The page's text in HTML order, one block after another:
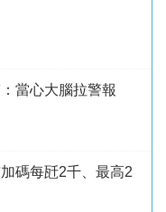
當心大腦拉警報
碼每瓩2千、最高2